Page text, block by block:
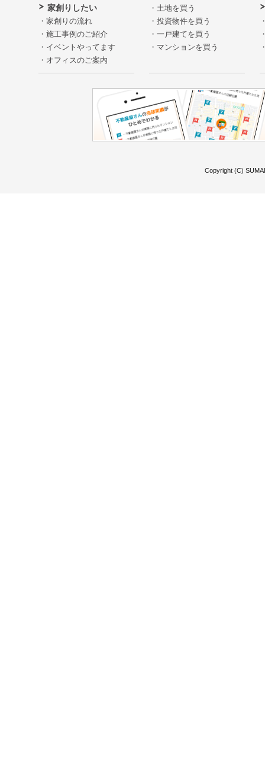
家創りしたい
家創りの流れ
施工事例のご紹介
イベントやってます
オフィスのご案内
土地を買う
投資物件を買う
一戸建てを買う
マンションを買う
Copyright (C)